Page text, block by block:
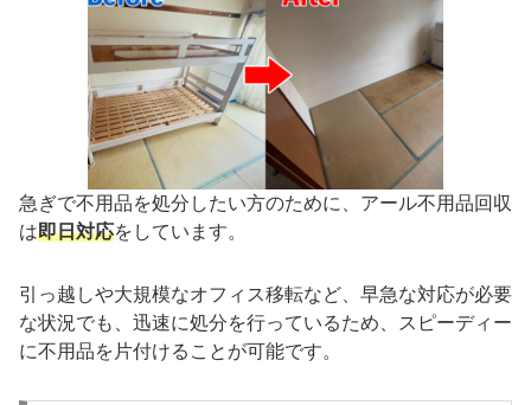
急ぎで不用品を処分したい方のために、アール不用品回収
は即日対応をしています。
引っ越しや大規模なオフィス移転など、早急な対応が必要
な状況でも、迅速に処分を行っているため、スピーディー
に不用品を片付けることが可能です。